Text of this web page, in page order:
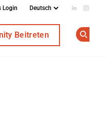
Login Add us
Beitreten